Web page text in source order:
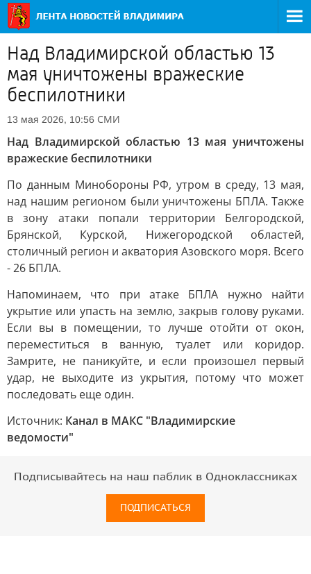
Над Владимирской областью 13
мая уничтожены вражеские
беспилотники
13 мая 2026, 10:56 СМИ
Над Владимирской областью 13 мая уничтожены
вражеские беспилотники
По данным Минобороны РФ, утром в среду, 13 мая,
над нашим регионом были уничтожены БПЛА. Также
в зону атаки попали территории Белгородской,
Брянской, Курской, Нижегородской областей,
столичный регион и акватория Азовского моря. Всего
- 26 БПЛА.
Напоминаем, что при атаке БПЛА нужно найти
укрытие или упасть на землю, закрыв голову руками.
Если вы в помещении, то лучше отойти от окон,
переместиться в ванную, туалет или коридор.
Замрите, не паникуйте, и если произошел первый
удар, не выходите из укрытия, потому что может
последовать еще один.
Источник: Канал в МАКС "Владимирские
ведомости"
Подписывайтесь на наш паблик в Одноклассниках
ПОДПИСАТЬСЯ